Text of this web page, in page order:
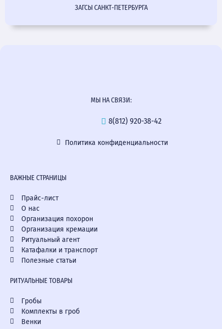
ЗАГСЫ САНКТ-ПЕТЕРБУРГА
МЫ НА СВЯЗИ:
8(812) 920-38-42
Политика конфиденциальности
ВАЖНЫЕ СТРАНИЦЫ
Прайс-лист
О нас
Организация похорон
Организация кремации
Ритуальный агент
Катафалки и транспорт
Полезные статьи
РИТУАЛЬНЫЕ ТОВАРЫ
Гробы
Комплекты в гроб
Венки